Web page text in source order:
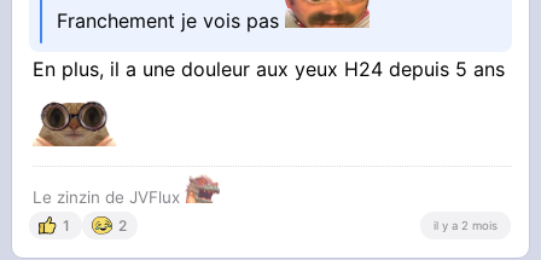
Franchement je vois pas
En plus, il a une douleur aux yeux H24 depuis 5 ans
Le zinzin de JVFlux
1 2 il y a 2 mois